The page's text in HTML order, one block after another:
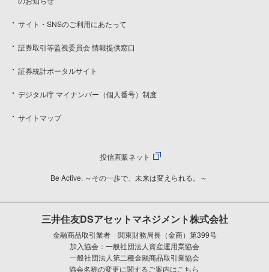
サイト・SNSのご利用にあたって
証券取引等監視委員会 情報提供窓口
証券統計ポータルサイト
デジタル庁 マイナンバー（個人番号）制度
サイトマップ
投信直販ネット
Be Active. ～その一歩で、未来は変えられる。～
三井住友DSアセットマネジメント株式会社
金融商品取引業者 関東財務局長（金商）第399号
加入協会：一般社団法人資産運用業協会
一般社団法人第二種金融商品取引業協会
協会名称の変更に関するご案内はこちら